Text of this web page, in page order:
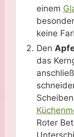
einem
keine
Den
das
Roter